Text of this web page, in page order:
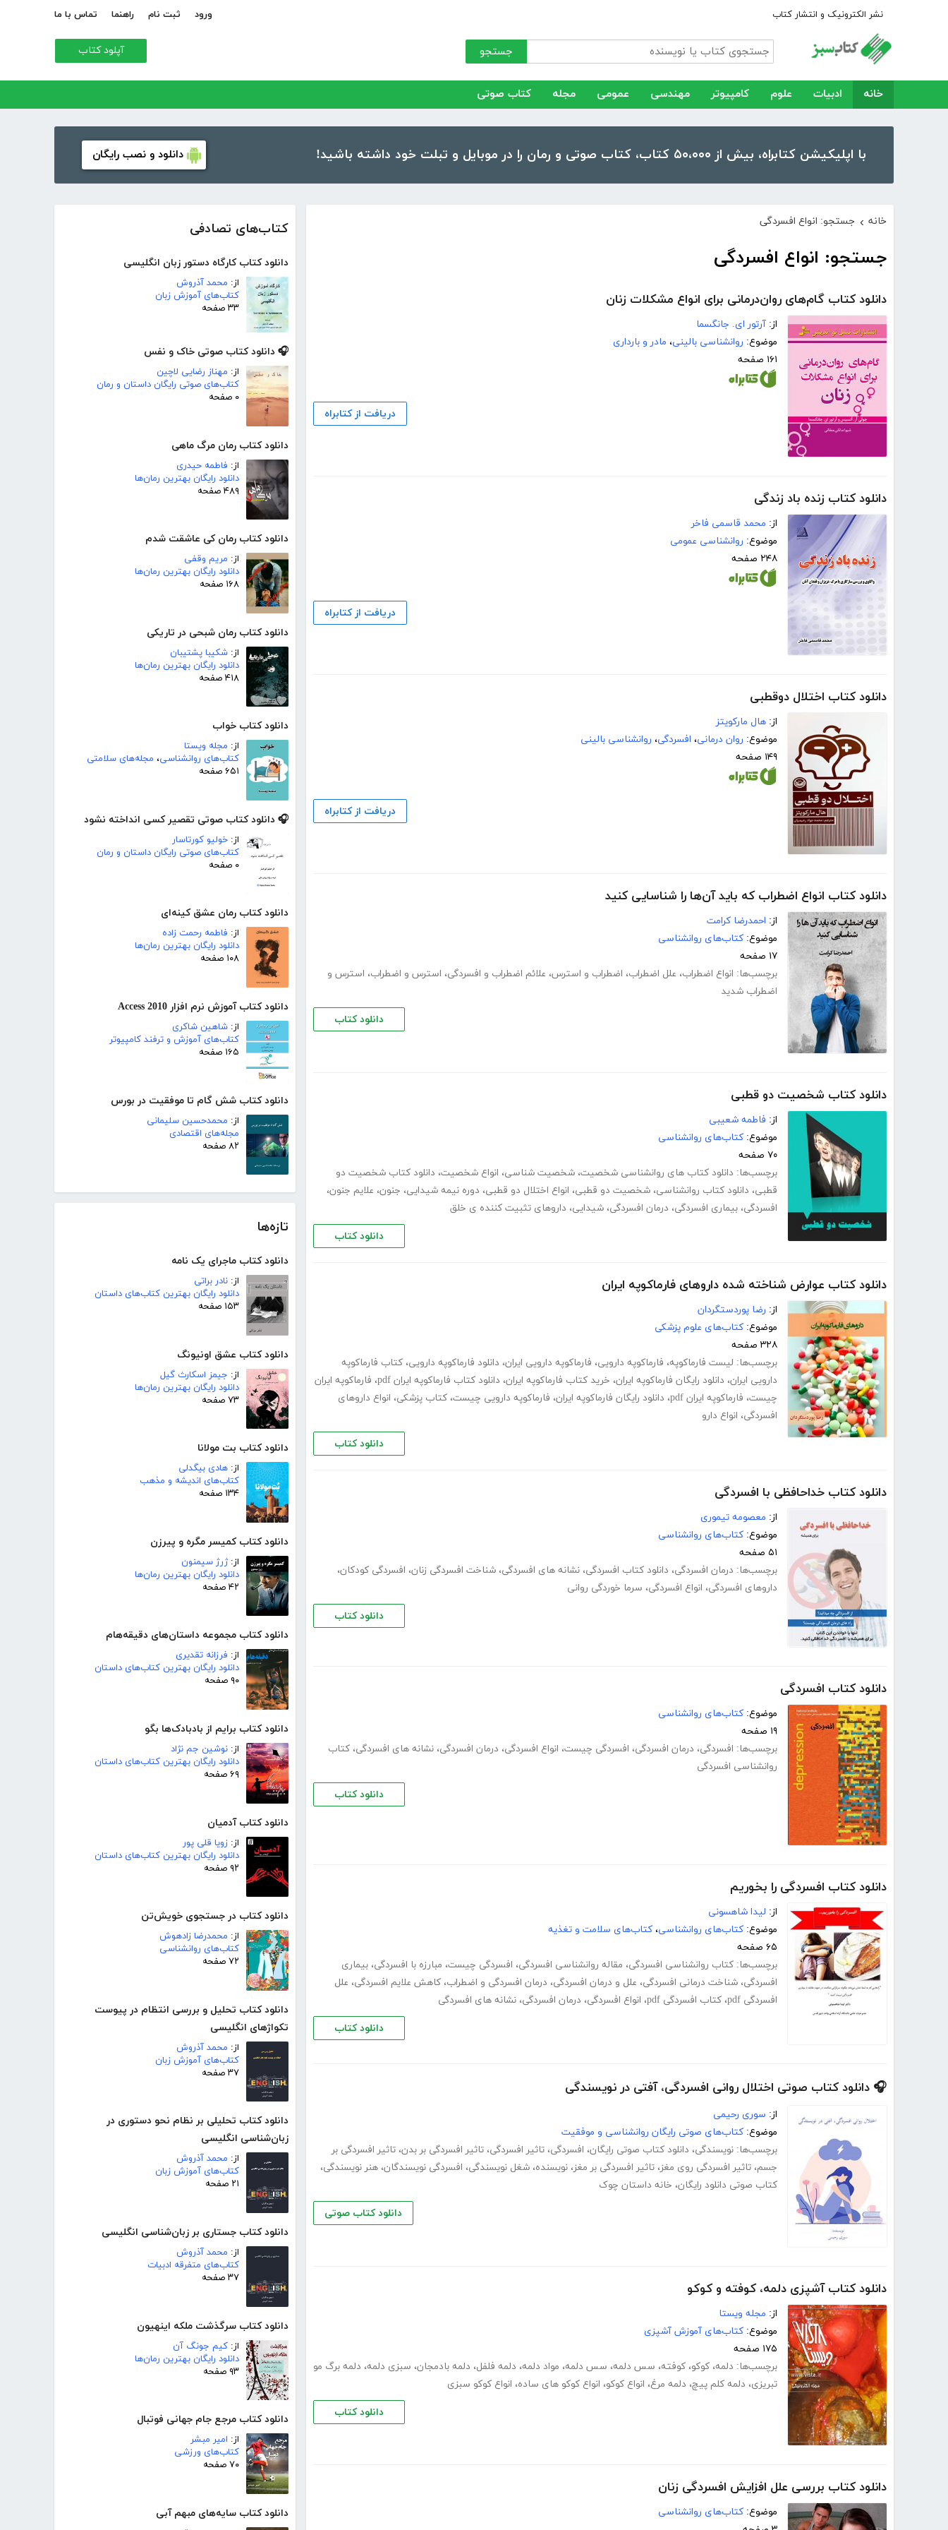
نشر الکترونیک و انتشار کتاب ورود ثبت نام راهنما تماس با ما
جستجو آپلود کتاب
خانه ادبیات علوم کامپیوتر مهندسی عمومی مجله کتاب صوتی
با اپلیکیشن کتابراه، بیش از ۵۰،۰۰۰ کتاب، کتاب صوتی و رمان را در موبایل و تبلت خود داشته باشید! دانلود و نصب رایگان
کتاب‌های تصادفی
دانلود کتاب کارگاه دستور زبان انگلیسی
از: محمد آذروش
کتاب‌های آموزش زبان
۳۳ صفحه
🎧 دانلود کتاب صوتی خاک و نفس
از: مهناز رضایی لاچین
کتاب‌های صوتی رایگان داستان و رمان
۰ صفحه
دانلود کتاب رمان مرگ ماهی
از: فاطمه حیدری
دانلود رایگان بهترین رمان‌ها
۴۸۹ صفحه
دانلود کتاب رمان کی عاشقت شدم
از: مریم وقفی
دانلود رایگان بهترین رمان‌ها
۱۶۸ صفحه
دانلود کتاب رمان شبحی در تاریکی
از: شکیبا پشتیبان
دانلود رایگان بهترین رمان‌ها
۴۱۸ صفحه
دانلود کتاب خواب
از: مجله ویستا
کتاب‌های روانشناسی، مجله‌های سلامتی
۶۵۱ صفحه
🎧 دانلود کتاب صوتی تقصیر کسی انداخته نشود
از: خولیو کورتاسار
کتاب‌های صوتی رایگان داستان و رمان
۰ صفحه
دانلود کتاب رمان عشق کینه‌ای
از: فاطمه رحمت زاده
دانلود رایگان بهترین رمان‌ها
۱۰۸ صفحه
دانلود کتاب آموزش نرم افزار Access 2010
از: شاهین شاکری
کتاب‌های آموزش و ترفند کامپیوتر
۱۶۵ صفحه
دانلود کتاب شش گام تا موفقیت در بورس
از: محمدحسین سلیمانی
مجله‌های اقتصادی
۸۲ صفحه
تازه‌ها
دانلود کتاب ماجرای یک نامه
از: نادر براتی
دانلود رایگان بهترین کتاب‌های داستان
۱۵۳ صفحه
دانلود کتاب عشق اونیونگ
از: جیمز اسکارث گیل
دانلود رایگان بهترین رمان‌ها
۷۳ صفحه
دانلود کتاب بت مولانا
از: هادی بیگدلی
کتاب‌های اندیشه و مذهب
۱۳۴ صفحه
دانلود کتاب کمیسر مگره و پیرزن
از:ژرژ سیمنون
دانلود رایگان بهترین رمان‌ها
۴۲ صفحه
دانلود کتاب مجموعه داستان‌های دقیقه‌هام
از: فرزانه تقدیری
دانلود رایگان بهترین کتاب‌های داستان
۹۰ صفحه
دانلود کتاب برایم از بادبادک‌ها بگو
از: نوشین جم نژاد
دانلود رایگان بهترین کتاب‌های داستان
۶۹ صفحه
دانلود کتاب آدمیان
از: زویا قلی پور
دانلود رایگان بهترین کتاب‌های داستان
۹۲ صفحه
دانلود کتاب در جستجوی خویش‌تن
از: محمدرضا زادهوش
کتاب‌های روانشناسی
۷۲ صفحه
دانلود کتاب تحلیل و بررسی انتظام در پیوست
تکواژهای انگلیسی
از: محمد آذروش
کتاب‌های آموزش زبان
۳۷ صفحه
دانلود کتاب تحلیلی بر نظام نحو دستوری در
زبان‌شناسی انگلیسی
از: محمد آذروش
کتاب‌های آموزش زبان
۲۱ صفحه
دانلود کتاب جستاری بر زبان‌شناسی انگلیسی
از: محمد آذروش
کتاب‌های متفرقه ادبیات
۳۷ صفحه
دانلود کتاب سرگذشت ملکه اینهیون
از: کیم جونگ آن
دانلود رایگان بهترین رمان‌ها
۹۳ صفحه
دانلود کتاب مرجع جام جهانی فوتبال
از: امیر مبشر
کتاب‌های ورزشی
۷۰ صفحه
دانلود کتاب سایه‌های مبهم آبی
خانه › جستجو: انواع افسردگی
جستجو: انواع افسردگی
دانلود کتاب گام‌های روان‌درمانی برای انواع مشکلات زنان
از: آرتور ای. جانگسما
موضوع: روانشناسی بالینی، مادر و بارداری
۱۶۱ صفحه
دریافت از کتابراه
دانلود کتاب زنده باد زندگی
از: محمد قاسمی فاخر
موضوع: روانشناسی عمومی
۲۴۸ صفحه
دریافت از کتابراه
دانلود کتاب اختلال دوقطبی
از: هال مارکویتز
موضوع: روان درمانی، افسردگی، روانشناسی بالینی
۱۴۹ صفحه
دریافت از کتابراه
دانلود کتاب انواع اضطراب که باید آ‌ن‌ها را شناسایی کنید
از: احمدرضا کرامت
موضوع: کتاب‌های روانشناسی
۱۷ صفحه
برچسب‌ها: انواع اضطراب، علل اضطراب، اضطراب و استرس، علائم اضطراب و افسردگی، استرس و اضطراب، استرس و
اضطراب شدید
دانلود کتاب
دانلود کتاب شخصیت دو قطبی
از: فاطمه شعیبی
موضوع: کتاب‌های روانشناسی
۷۰ صفحه
برچسب‌ها: دانلود کتاب های روانشناسی شخصیت، شخصیت شناسی، انواع شخصیت، دانلود کتاب شخصیت دو
قطبی، دانلود کتاب روانشناسی، شخصیت دو قطبی، انواع اختلال دو قطبی، دوره نیمه شیدایی، جنون، علایم جنون،
افسردگی، بیماری افسردگی، درمان افسردگی، شیدایی، داروهای تثبیت کننده ی خلق
دانلود کتاب
دانلود کتاب عوارض شناخته شده داروهای فارماکوپه ایران
از: رضا پوردستگردان
موضوع: کتاب‌های علوم پزشکی
۳۲۸ صفحه
برچسب‌ها: لیست فارماکوپه، فارماکوپه دارویی، فارماکوپه دارویی ایران، دانلود فارماکوپه دارویی، کتاب فارماکوپه
دارویی ایران، دانلود رایگان فارماکوپه ایران، خرید کتاب فارماکوپه ایران، دانلود کتاب فارماکوپه ایران pdf ، فارماکوپه ایران
چیست، فارماکوپه ایران pdf ، دانلود رایگان فارماکوپه ایران، فارماکوپه دارویی چیست، کتاب پزشکی، انواع داروهای
افسردگی، انواع دارو
دانلود کتاب
دانلود کتاب خداحافظی با افسردگی
از: معصومه تیموری
موضوع: کتاب‌های روانشناسی
۵۱ صفحه
برچسب‌ها: درمان افسردگی، دانلود کتاب افسردگی، نشانه های افسردگی، شناخت افسردگی زنان، افسردگی کودکان،
داروهای افسردگی، انواع افسردگی، سرما خوردگی روانی
دانلود کتاب
دانلود کتاب افسردگی
موضوع: کتاب‌های روانشناسی
۱۹ صفحه
برچسب‌ها: افسردگی، درمان افسردگی، افسردگی چیست، انواع افسردگی، درمان افسردگی، نشانه های افسردگی، کتاب
روانشناسی افسردگی
دانلود کتاب
دانلود کتاب افسردگی را بخوریم
از: لیدا شاهسونی
موضوع: کتاب‌های روانشناسی، کتاب‌های سلامت و تغذیه
۶۵ صفحه
برچسب‌ها: کتاب روانشناسی افسردگی، مقاله روانشناسی افسردگی، افسردگی چیست، مبارزه با افسردگی، بیماری
افسردگی، شناخت درمانی افسردگی، علل و درمان افسردگی، درمان افسردگی و اضطراب، کاهش علایم افسردگی، علل
افسردگی pdf
، کتاب افسردگی pdf ، انواع افسردگی، درمان افسردگی، نشانه های افسردگی
دانلود کتاب
🎧 دانلود کتاب صوتی اختلال روانی افسردگی، آفتی در نویسندگی
از: سوری رحیمی
موضوع: کتاب‌های صوتی رایگان روانشناسی و موفقیت
برچسب‌ها: نویسندگی، دانلود کتاب صوتی رایگان، افسردگی، تاثیر افسردگی، تاثیر افسردگی بر بدن، تاثیر افسردگی بر
جسم، تاثیر افسردگی روی مغز، تاثیر افسردگی بر مغز، نویسنده، شغل نویسندگی، افسردگی نویسندگان، هنر نویسندگی،
کتاب صوتی دانلود رایگان، خانه داستان چوک
دانلود کتاب صوتی
دانلود کتاب آشپزی دلمه، کوفته و کوکو
از: مجله ویستا
موضوع: کتاب‌های آموزش آشپزی
۱۷۵ صفحه
برچسب‌ها: دلمه، کوکو، کوفته، سس دلمه، سس دلمه، مواد دلمه، دلمه فلفل، دلمه بادمجان، سبزی دلمه، دلمه برگ مو
تبریزی، دلمه کلم پیچ، دلمه مرغ، انواع کوکو، انواع کوکو های ساده، انواع کوکو سبزی
دانلود کتاب
دانلود کتاب بررسی علل افزایش افسردگی زنان
موضوع: کتاب‌های روانشناسی